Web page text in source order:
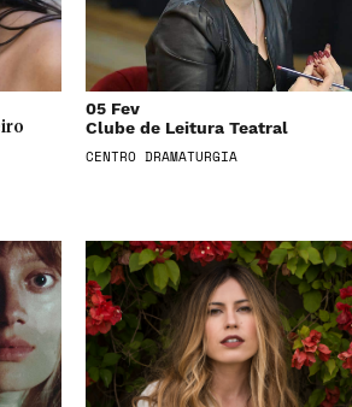
05 Fev
Clube de Leitura Teatral
CENTRO DRAMATURGIA